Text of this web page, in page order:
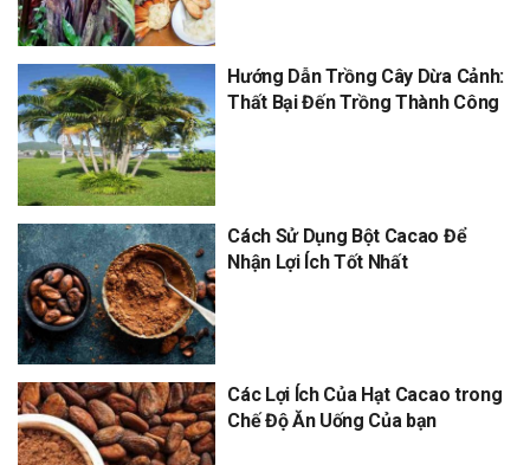
Hướng Dẫn Trồng Cây Dừa Cảnh:
Thất Bại Đến Trồng Thành Công
Cách Sử Dụng Bột Cacao Để
Nhận Lợi Ích Tốt Nhất
Các Lợi Ích Của Hạt Cacao trong
Chế Độ Ăn Uống Của bạn